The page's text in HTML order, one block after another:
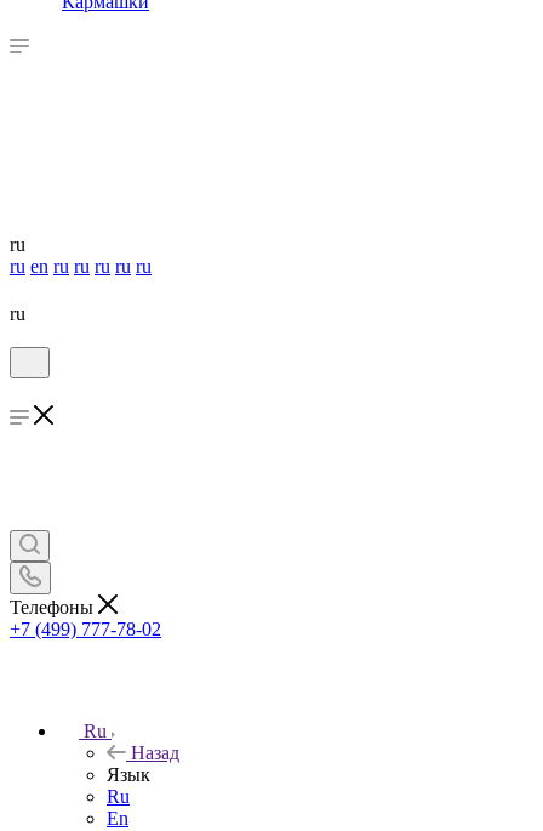
ru
ru en ru ru ru ru ru
ru
Телефоны
+7 (499) 777-78-02
Ru
Назад
Язык
Ru
En